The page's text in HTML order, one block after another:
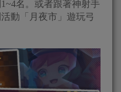
名。或者跟著神射手
動「月夜市」遊玩弓